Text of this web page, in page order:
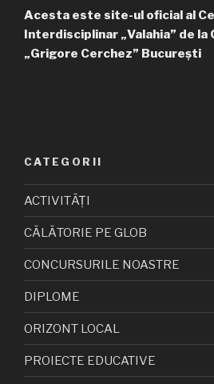
Acesta este site-ul oficial al
Interdisciplinar „Valahia” de la
„Grigore Cerchez” București
CATEGORII
ACTIVITĂȚI
CĂLĂTORIE PE GLOB
CONCURSURILE NOASTRE
DIPLOME
ORIZONT LOCAL
PROIECTE EDUCATIVE